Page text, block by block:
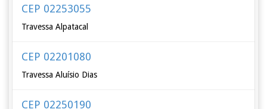
CEP 02253055
Travessa Alpatacal
CEP 02201080
Travessa Aluísio Dias
CEP 02250190